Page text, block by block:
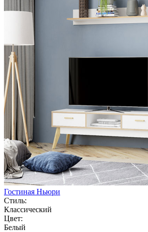
Гостиная Ньюри
Стиль:
Классический
Цвет:
Белый